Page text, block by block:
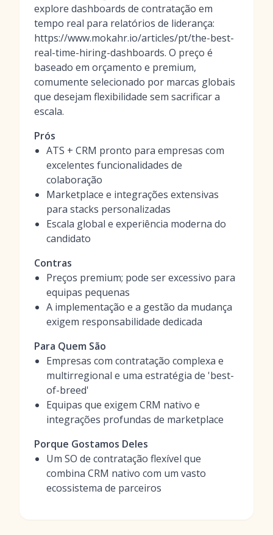
explore dashboards de contratação em
tempo real para relatórios de liderança:
https://www.mokahr.io/articles/pt/the-best-
real-time-hiring-dashboards. O preço é
baseado em orçamento e premium,
comumente selecionado por marcas globais
que desejam flexibilidade sem sacrificar a
escala.
Prós
ATS + CRM pronto para empresas com
excelentes funcionalidades de
colaboração
Marketplace e integrações extensivas
para stacks personalizadas
Escala global e experiência moderna do
candidato
Contras
Preços premium; pode ser excessivo para
equipas pequenas
A implementação e a gestão da mudança
exigem responsabilidade dedicada
Para Quem São
Empresas com contratação complexa e
multirregional e uma estratégia de 'best-
of-breed'
Equipas que exigem CRM nativo e
integrações profundas de marketplace
Porque Gostamos Deles
Um SO de contratação flexível que
combina CRM nativo com um vasto
ecossistema de parceiros